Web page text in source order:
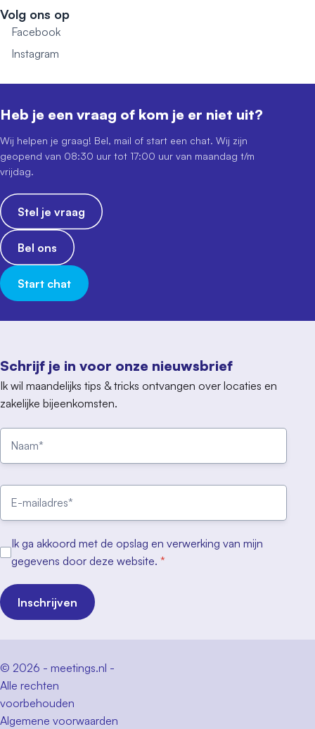
Volg ons op
Facebook
Instagram
Schrijf je in voor onze nieuwsbrief
Ik wil maandelijks tips & tricks ontvangen over locaties en
zakelijke bijeenkomsten.
Ik ga akkoord met de opslag en verwerking van mijn
gegevens door deze website. *
Inschrijven
Heb je een vraag of kom je er niet uit?
Wij helpen je graag! Bel, mail of start een chat. Wij zijn
geopend van 08:30 uur tot 17:00 uur van maandag t/m
vrijdag.
Stel je vraag
Bel ons
Start chat
© 2026 - meetings.nl -
Alle rechten
voorbehouden
Algemene voorwaarden